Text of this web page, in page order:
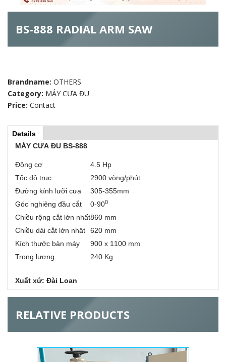
h
r
m
BS-888 RADIAL ARM SAW
Brandname: OTHERS
Category: MÁY CƯA ĐU
Price: Contact
H
o
o
t
l
Details
a
c
i
v
e
t
b
)
MÁY CƯA ĐU BS-888
Động cơ
4.5 Hp
Tốc độ trục
2900 vòng/phút
Đường kính lưỡi cưa
305-355mm
Góc nghiêng đầu cắt
0-900
Chiều rộng cắt lớn nhất860 mm
Chiều dài cắt lớn nhât
620 mm
Kích thước bàn máy
900 x 1100 mm
Trọng lượng
240 Kg
Xuất xứ: Đài Loan
RELATIVE PRODUCTS